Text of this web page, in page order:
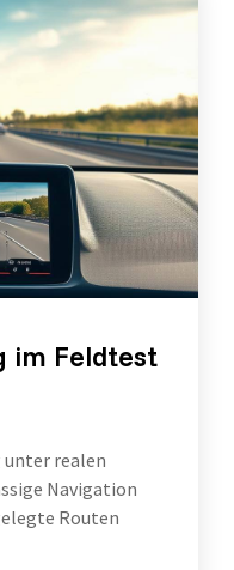
im Feldtest
realen
Navigation
Routen